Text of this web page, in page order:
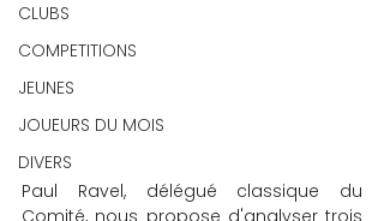
CLUBS
COMPETITIONS
JEUNES
JOUEURS DU MOIS
DIVERS
Paul Ravel, délégué classique du